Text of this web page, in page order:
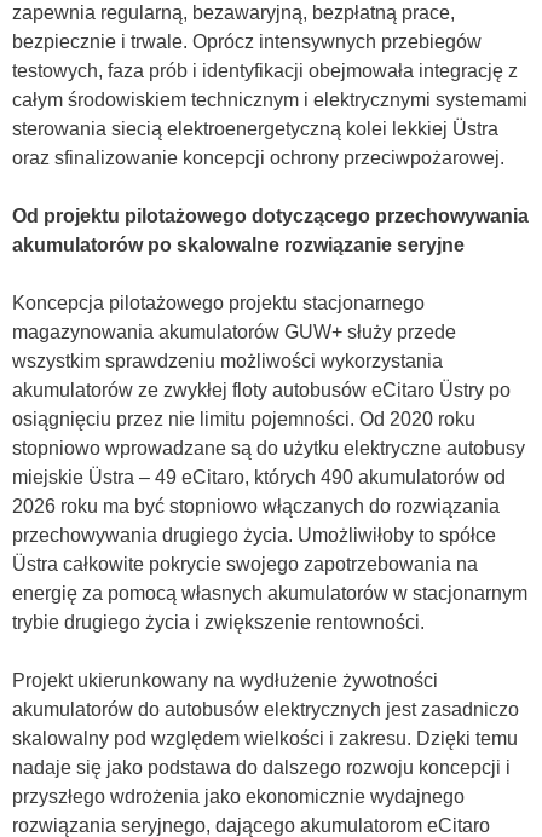
zapewnia regularną, bezawaryjną, bezpłatną prace,
bezpiecznie i trwale. Oprócz intensywnych przebiegów
testowych, faza prób i identyfikacji obejmowała integrację z
całym środowiskiem technicznym i elektrycznymi systemami
sterowania siecią elektroenergetyczną kolei lekkiej Üstra
oraz sfinalizowanie koncepcji ochrony przeciwpożarowej.
Od projektu pilotażowego dotyczącego przechowywania
akumulatorów po skalowalne rozwiązanie seryjne
Koncepcja pilotażowego projektu stacjonarnego
magazynowania akumulatorów GUW+ służy przede
wszystkim sprawdzeniu możliwości wykorzystania
akumulatorów ze zwykłej floty autobusów eCitaro Üstry po
osiągnięciu przez nie limitu pojemności. Od 2020 roku
stopniowo wprowadzane są do użytku elektryczne autobusy
miejskie Üstra – 49 eCitaro, których 490 akumulatorów od
2026 roku ma być stopniowo włączanych do rozwiązania
przechowywania drugiego życia. Umożliwiłoby to spółce
Üstra całkowite pokrycie swojego zapotrzebowania na
energię za pomocą własnych akumulatorów w stacjonarnym
trybie drugiego życia i zwiększenie rentowności.
Projekt ukierunkowany na wydłużenie żywotności
akumulatorów do autobusów elektrycznych jest zasadniczo
skalowalny pod względem wielkości i zakresu. Dzięki temu
nadaje się jako podstawa do dalszego rozwoju koncepcji i
przyszłego wdrożenia jako ekonomicznie wydajnego
rozwiązania seryjnego, dającego akumulatorom eCitaro